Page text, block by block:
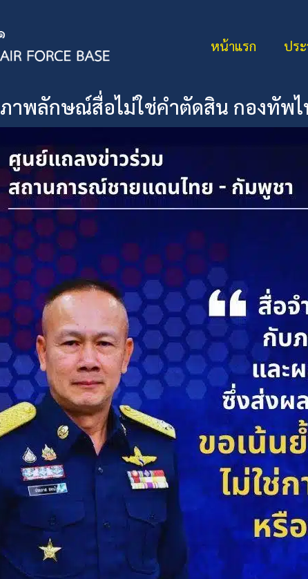
หน้าแรก ปร
ภาพลักษณ์สื่อไม่ใช่คำตัดสิน กองทัพ